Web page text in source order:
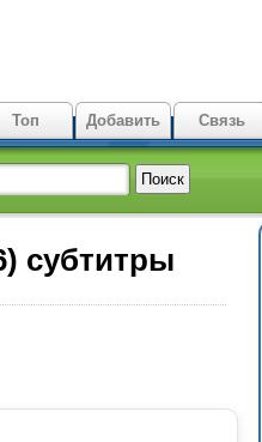
Топ Добавить Связь
субтитры